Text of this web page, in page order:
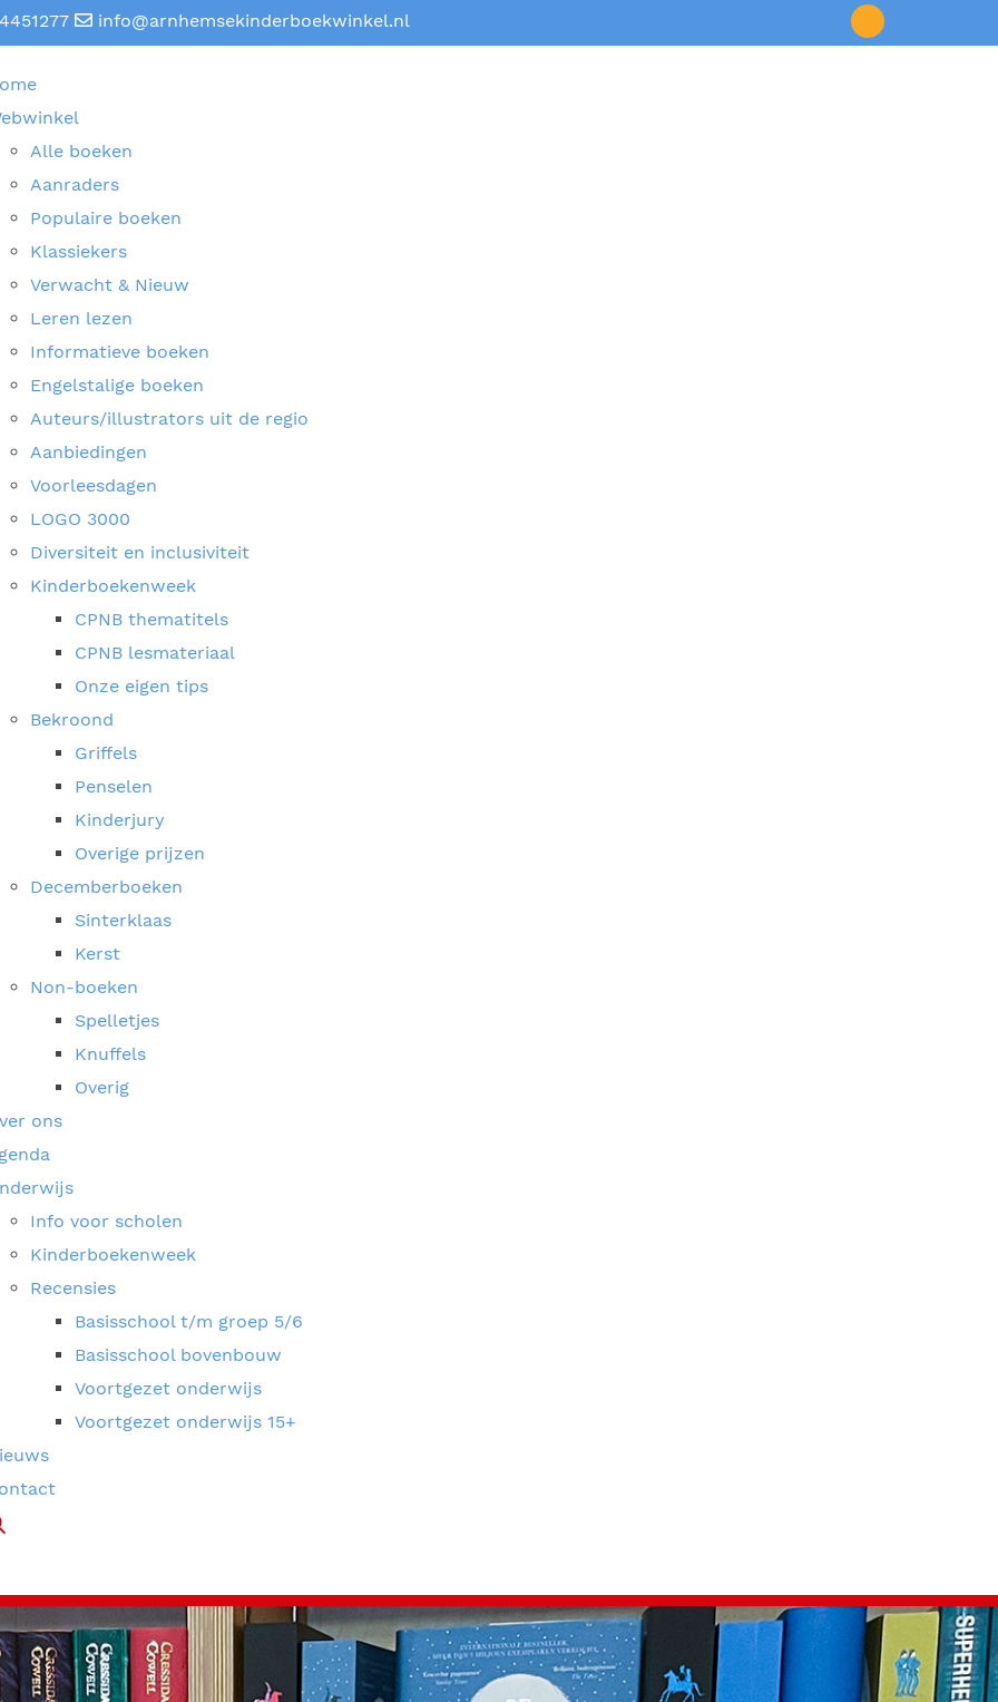
info@arnhemsekinderboekwinkel.nl
Alle boeken
Aanraders
Populaire boeken
Klassiekers
Verwacht & Nieuw
Leren lezen
Informatieve boeken
Engelstalige boeken
Auteurs/illustrators uit de regio
Aanbiedingen
Voorleesdagen
LOGO 3000
Diversiteit en inclusiviteit
Kinderboekenweek
CPNB thematitels
CPNB lesmateriaal
Onze eigen tips
Bekroond
Griffels
Penselen
Kinderjury
Overige prijzen
Decemberboeken
Sinterklaas
Kerst
Non-boeken
Spelletjes
Knuffels
Overig
ons
Info voor scholen
Kinderboekenweek
Recensies
Basisschool t/m groep 5/6
Basisschool bovenbouw
Voortgezet onderwijs
Voortgezet onderwijs 15+